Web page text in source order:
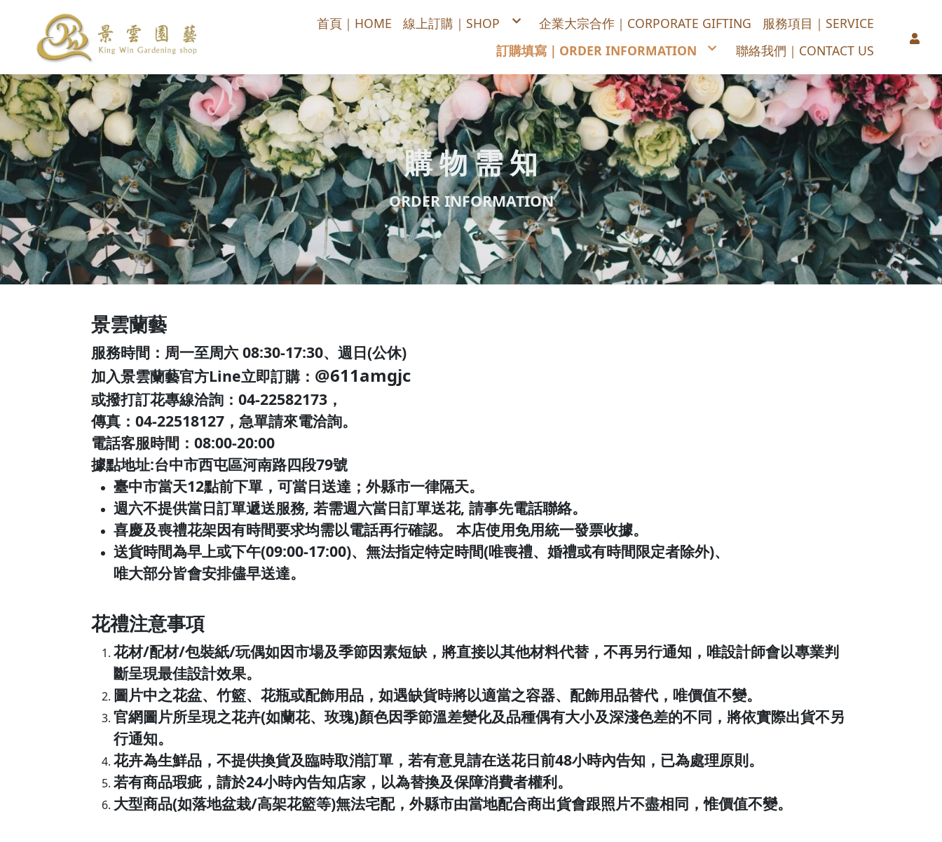
首頁｜HOME 線上訂購｜SHOP
公司居家擺設蘭花
綠色盆栽/多肉植物
高架花籃
浪漫花束
會場佈置
講台桌花/司儀台桌花
胸花
永生花
盆花設計
春節蘭花
DIY/手作/材料包
花藝課程
景雲官方賴LINE
企業大宗合作｜CORPORATE GIFTING
服務項目｜SERVICE
訂購填寫｜ORDER INFORMATION
聯絡我們｜CONTACT US
購 物 需 知
ORDER INFORMATION
景雲蘭藝
服務時間：周一至周六 08:30-17:30、週日(公休)
加入景雲蘭藝官方Line立即訂購： @611amgjc
或撥打訂花專線洽詢：04-22582173，
傳真：04-22518127，急單請來電洽詢。
電話客服時間：08:00-20:00
據點地址:台中市西屯區河南路四段79號
臺中市當天12點前下單，可當日送達；外縣市一律隔天。
週六不提供當日訂單遞送服務, 若需週六當日訂單送花, 請事先電話聯絡。
喜慶及喪禮花架因有時間要求均需以電話再行確認。 本店使用免用統一發票收據。
送貨時間為早上或下午(09:00-17:00)、無法指定特定時間(唯喪禮、婚禮或有時間限定者除外)、
唯大部分皆會安排儘早送達。
花禮注意事項
花材/配材/包裝紙/玩偶如因市場及季節因素短缺，將直接以其他材料代替，不再另行通知，唯設計師會以專業判
斷呈現最佳設計效果。
圖片中之花盆、竹籃、花瓶或配飾用品，如遇缺貨時將以適當之容器、配飾用品替代，唯價值不變。
官網圖片所呈現之花卉(如蘭花、玫瑰)顏色因季節溫差變化及品種偶有大小及深淺色差的不同，將依實際出貨不另
行通知。
花卉為生鮮品，不提供換貨及臨時取消訂單，若有意見請在送花日前48小時內告知，已為處理原則。
若有商品瑕疵，請於24小時內告知店家，以為替換及保障消費者權利。
大型商品(如落地盆栽/高架花籃等)無法宅配，外縣市由當地配合商出貨會跟照片不盡相同，惟價值不變。